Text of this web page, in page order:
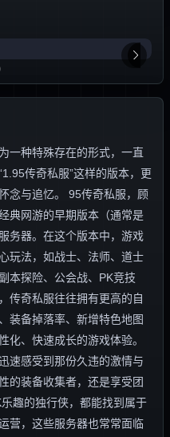
一种特殊存在的形式，一直
传奇私服”这样的版本，更
念与追忆。 95传奇私服，顾
典网游的早期版本（通常是
务器。在这个版本中，游戏
玩法，如战士、法师、道士
本探险、公会战、PK竞技
传奇私服往往拥有更高的自
装备掉落率、新增特色地图
化、快速成长的游戏体验。
速感受到那份久违的激情与
的装备收集者，还是享受团
趣的独行侠，都能找到属于
营，这些服务器也常常面临